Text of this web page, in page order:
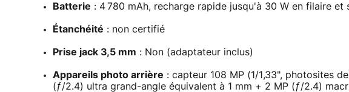
Batterie : 4 780 mAh, recharge rapide jusqu'à 30 W en filaire et
Étanchéité : non certifié
Prise jack 3,5 mm : Non (adaptateur inclus)
Appareils photo arrière : capteur 108 MP (1/1,33", photosites
(ƒ/2.4) ultra grand-angle équivalent à 1 mm + 2 MP (ƒ/2.4)